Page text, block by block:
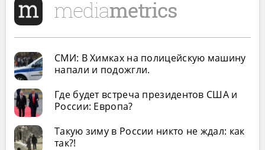
СМИ: В Химках на полицейскую машину
напали и подожгли.
Где будет встреча президентов США и
России: Европа?
Такую зиму в России никто не ждал: как
так?!